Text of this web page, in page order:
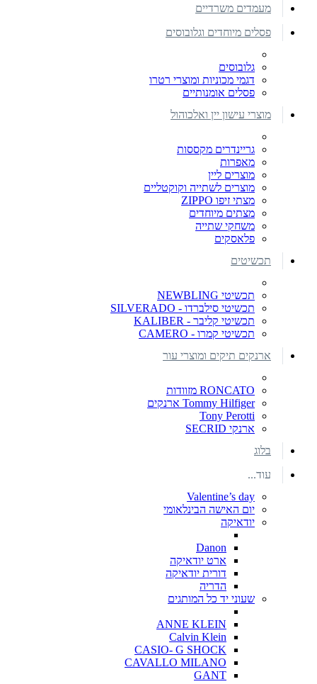
מעמדים משרדיים
פסלים מיוחדים וגלובוסים
גלובוסים
דגמי מכוניות ומוצרי רטרו
פסלים אומנותיים
מוצרי עישון יין ואלכוהול
גריינדרים מקססות
מאפרות
מוצרים ליין
מוצרים לשתייה וקוקטליים
מצתי זיפו ZIPPO
מצתים מיוחדים
משחקי שתייה
פלאסקים
תכשיטים
תכשיטי NEWBLING
תכשיטי סילברדו - SILVERADO
תכשיטי קליבר - KALIBER
תכשיטי קמרו - CAMERO
ארנקים תיקים ומוצרי עור
RONCATO מזוודות
Tommy Hilfiger ארנקים
Tony Perotti
ארנקי SECRID
בלוג
עוד...
Valentine’s day
יום האישה הבינלאומי
יודאיקה
Danon
ארט יודאיקה
דורית יודאיקה
הדריה
שעוני יד כל המותגים
ANNE KLEIN
Calvin Klein
CASIO- G SHOCK
CAVALLO MILANO
GANT